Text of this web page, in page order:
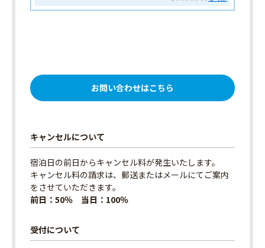
お問い合わせはこちら
キャンセルについて
宿泊日の前日からキャンセル料が発生いたします。
キャンセル料の請求は、郵送またはメールにてご案内
をさせていただきます。
前日：50％ 当日：100％
受付について